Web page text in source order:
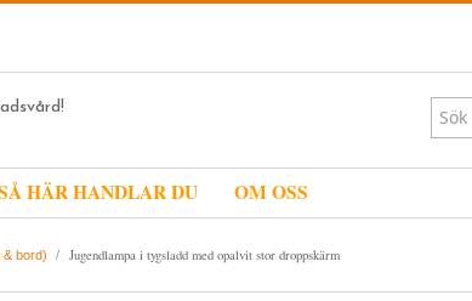
HÄR HANDLAR DU OM OSS
bord) / Jugendlampa i tygsladd med opalvit stor droppskärm